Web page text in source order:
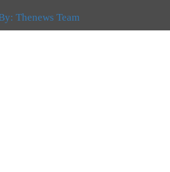
Thenews Team